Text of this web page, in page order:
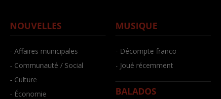
NOUVELLES
- Affaires municipales
- Communauté / Social
- Culture
- Économie
MUSIQUE
- Décompte franco
- Joué récemment
BALADOS